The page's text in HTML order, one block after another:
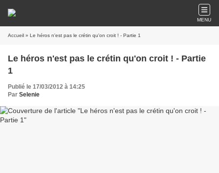
MENU
Accueil » Le héros n'est pas le crétin qu'on croit ! - Partie 1
Le héros n'est pas le crétin qu'on croit ! - Partie
1
Publié le 17/03/2012 à 14:25
Par Selenie